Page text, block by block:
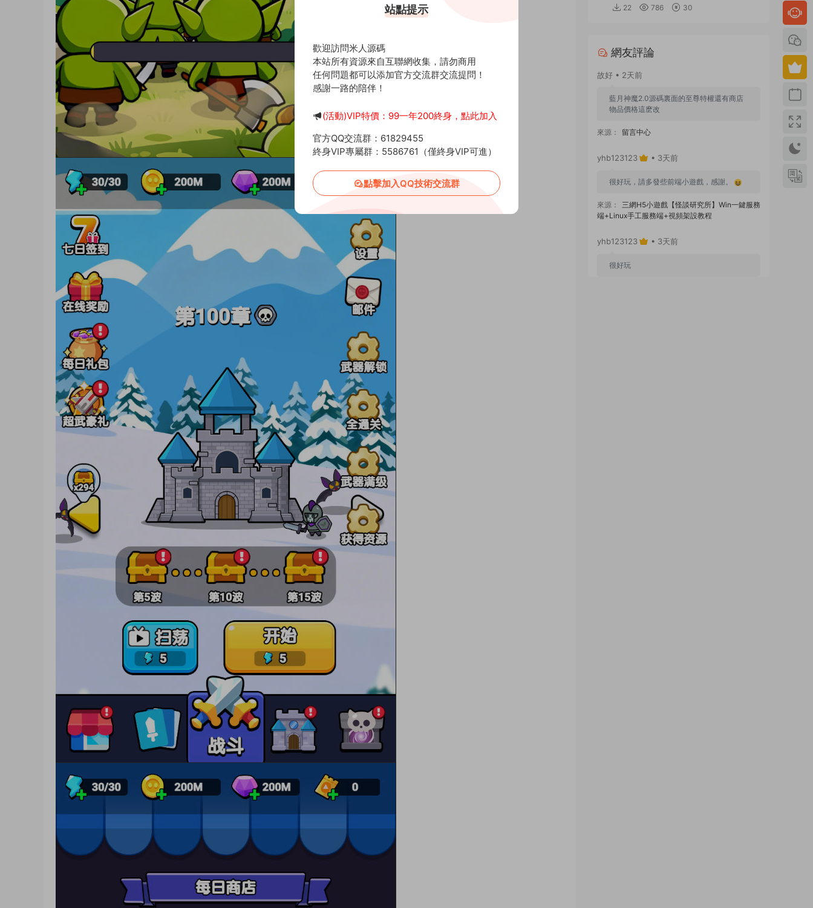
22 786 30
網友評論
故好 • 2天前
藍月神魔2.0源碼裏面的至尊特權還有商店
物品價格這麽改
來源： 留言中心
yhb123123 • 3天前
很好玩，請多發些前端小遊戲，感謝。
來源：
三網H5小遊戲【怪談研究所】Win一鍵服務
端+Linux手工服務端+視頻架設教程
yhb123123 • 3天前
很好玩
站點提示
歡迎訪問米人源碼
本站所有資源來自互聯網收集，請勿商用
任何問題都可以添加官方交流群交流提問！
感謝一路的陪伴！
(活動)VIP特價：99一年200終身，點此加入
官方QQ交流群：61829455
終身VIP專屬群：5586761（僅終身VIP可進）
點擊加入QQ技術交流群